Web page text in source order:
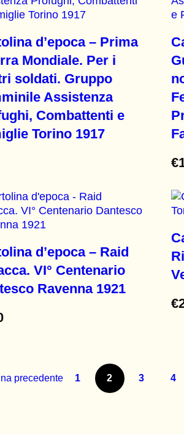
d’epoca – Prima
Mondiale. Per i
soldati. Gruppo
Assistenza
Combattenti e
Torino 1917
€
d’epoca – Raid
VI° Centenario
Ravenna 1921
€
precedente 1 2 3 4